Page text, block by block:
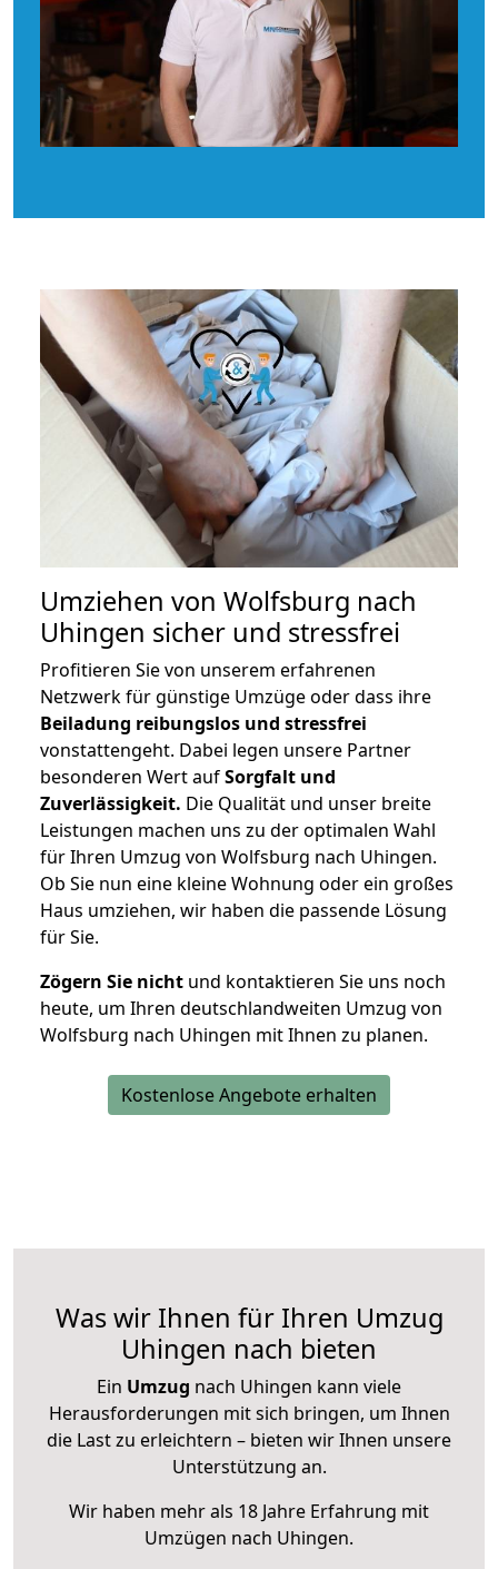
Umziehen von Wolfsburg nach
Uhingen sicher und stressfrei
Profitieren Sie von unserem erfahrenen
Netzwerk für günstige Umzüge oder dass ihre
Beiladung reibungslos und stressfrei
vonstattengeht. Dabei legen unsere Partner
besonderen Wert aufSorgfalt und
Zuverlässigkeit. Die Qualität und unser breite
Leistungen machen uns zu der optimalen Wahl
für Ihren Umzug von Wolfsburg nach Uhingen.
Ob Sie nun eine kleine Wohnung oder ein großes
Haus umziehen, wir haben die passende Lösung
für Sie.
Zögern Sie nicht und kontaktieren Sie uns noch
heute, um Ihren deutschlandweiten Umzug von
Wolfsburg nach Uhingen mit Ihnen zu planen.
Kostenlose Angebote erhalten
Was wir Ihnen für Ihren Umzug
Uhingen nach bieten
Ein Umzug nach Uhingen kann viele
Herausforderungen mit sich bringen, um Ihnen
die Last zu erleichtern – bieten wir Ihnen unsere
Unterstützung an.
Wir haben mehr als 18 Jahre Erfahrung mit
Umzügen nach Uhingen.